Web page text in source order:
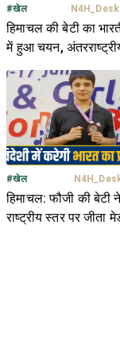
#खेल N4H_Desk|
हिमाचल की बेटी का
में हुआ चयन,
प्रतियोगिता में दिखाएगी
#खेल
हिमाचल: फौजी की बेटी
राष्ट्रीय स्तर पर जीता